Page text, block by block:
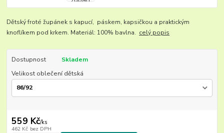
Dětský froté župánek s kapucí, páskem, kapsičkou a praktickým
knoflíkem pod krkem. Materiál: 100% bavlna. celý popis
Dostupnost
Skladem
Velikost oblečení dětská
559 Kč/ks
462 Kč bez DPH